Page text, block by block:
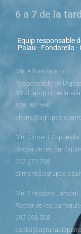
6 a 7 de la
Equip responsable
Palau - Fondarella -
Mn. Alfons Busto
Responsable de
Miralcamp i Fondarella
629 787 560
Mn. Climent Capdevila
Rector de les
617 270 798
Mn. Théodore Lambal
Rector de les
697 698 568